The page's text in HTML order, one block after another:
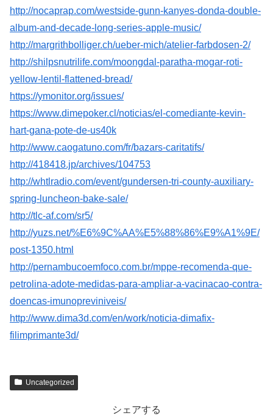
http://nocaprap.com/westside-gunn-kanyes-donda-double-
album-and-decade-long-series-apple-music/
http://margrithbolliger.ch/ueber-mich/atelier-farbdosen-2/
http://shilpsnutrilife.com/moongdal-paratha-mogar-roti-
yellow-lentil-flattened-bread/
https://ymonitor.org/issues/
https://www.dimepoker.cl/noticias/el-comediante-kevin-
hart-gana-pote-de-us40k
http://www.caogatuno.com/fr/bazars-caritatifs/
http://418418.jp/archives/104753
http://whtlradio.com/event/gundersen-tri-county-auxiliary-
spring-luncheon-bake-sale/
http://tlc-af.com/sr5/
http://yuzs.net/%E6%9C%AA%E5%88%86%E9%A1%9E/
post-1350.html
http://pernambucoemfoco.com.br/mppe-recomenda-que-
petrolina-adote-medidas-para-ampliar-a-vacinacao-contra-
doencas-imunopreviniveis/
http://www.dima3d.com/en/work/noticia-dimafix-
filimprimante3d/
Uncategorized
シェアする